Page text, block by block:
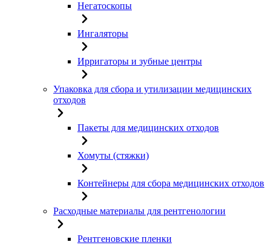
Негатоскопы
Ингаляторы
Ирригаторы и зубные центры
Упаковка для сбора и утилизации медицинских
отходов
Пакеты для медицинских отходов
Хомуты (стяжки)
Контейнеры для сбора медицинских отходов
Расходные материалы для рентгенологии
Рентгеновские пленки